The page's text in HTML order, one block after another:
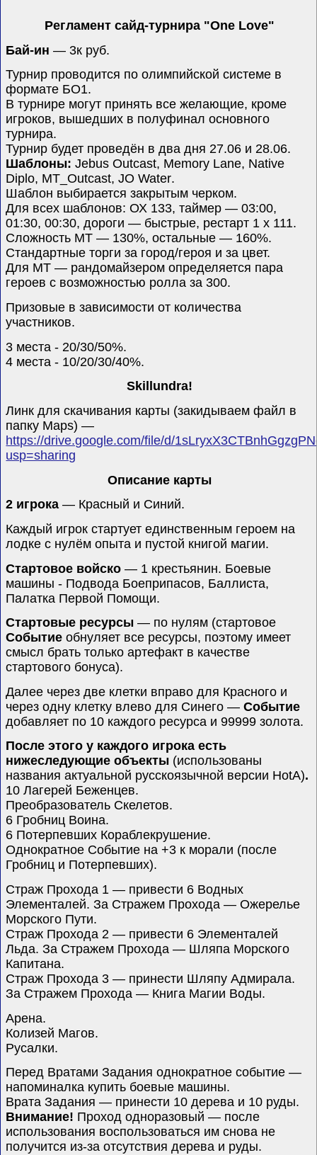
Регламент сайд-турнира "One Love"
Бай-ин — 3к руб.
Турнир проводится по олимпийской системе в
формате БО1.
В турнире могут принять все желающие, кроме
игроков, вышедших в полуфинал основного
турнира.
Турнир будет проведён в два дня 27.06 и 28.06.
Шаблоны: Jebus Outcast, Memory Lane, Native
Diplo, MT_Outcast, JO Water.
Шаблон выбирается закрытым черком.
Для всех шаблонов: ОХ 133, таймер — 03:00,
01:30, 00:30, дороги — быстрые, рестарт 1 х 111.
Сложность MT— 130%,остальные — 160%.
Стандартные торги за город/героя и за цвет.
Для МТ — рандомайзером определяется пара
героев с возможностью ролла за 300.
Призовые в зависимости от количества
участников.
3 места - 20/30/50%.
4 места - 10/20/30/40%.
Skillundra!
Линк для скачивания карты (закидываем файл в
папку Maps)—
https://drive.google.com/file/d/
usp=sharing
Описание карты
2 игрока — Красный и Синий.
Каждый игрок стартует единственным героем на
лодке с нулём опыта и пустой книгой магии.
Стартовое войско — 1 крестьянин. Боевые
машины - Подвода Боеприпасов, Баллиста,
Палатка Первой Помощи.
Стартовые ресурсы — по нулям (стартовое
Событие обнуляет все ресурсы, поэтому имеет
смысл брать только артефакт в качестве
стартового бонуса).
Далее через две клетки вправо для Красного и
через одну клетку влево для Синего —Событие
добавляет по 10 каждого ресурса и 99999 золота.
После этого у каждого игрока есть
нижеследующие объекты (использованы
названия актуальной русскоязычной версии HotA).
10 Лагерей Беженцев.
Преобразователь Скелетов.
6 Гробниц Воина.
6 Потерпевших Кораблекрушение.
Однократное Событие на +3 к морали (после
Гробниц и Потерпевших).
Страж Прохода 1 — привести 6 Водных
Элементалей. За Стражем Прохода — Ожерелье
Морского Пути.
Страж Прохода 2 — привести 6 Элементалей
Льда. За Стражем Прохода — Шляпа Морского
Капитана.
Страж Прохода 3 — принести Шляпу Адмирала.
За Стражем Прохода — Книга Магии Воды.
Арена.
Колизей Магов.
Русалки.
Перед Вратами Задания однократное событие —
напоминалка купить боевые машины.
Врата Задания — принести 10 дерева и 10 руды.
Внимание! Проход одноразовый — после
использования воспользоваться им снова не
получится из-за отсутствия дерева и руды.